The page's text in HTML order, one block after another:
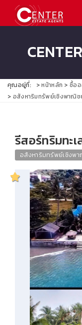
คุณอยู่ที่: หน้าหลัก
ซื้อ
อสังหาริมทรัพย์เชิงพาณิ
รีสอร์ทริมทะ
อสังหาริมทรัพย์เชิงพ